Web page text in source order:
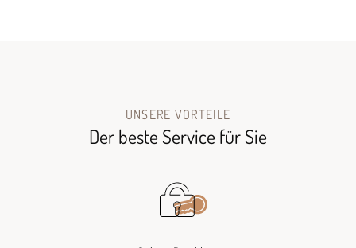
UNSERE VORTEILE
Der beste Service für Sie